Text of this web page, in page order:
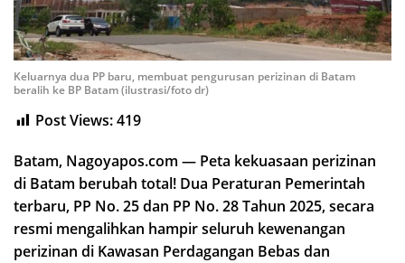
Keluarnya dua PP baru, membuat pengurusan perizinan di Batam
beralih ke BP Batam (ilustrasi/foto dr)
Post Views:419
Batam, Nagoyapos.com — Peta kekuasaan perizinan
di Batam berubah total! Dua Peraturan Pemerintah
terbaru, PP No. 25 dan PP No. 28 Tahun 2025, secara
resmi mengalihkan hampir seluruh kewenangan
perizinan di Kawasan Perdagangan Bebas dan